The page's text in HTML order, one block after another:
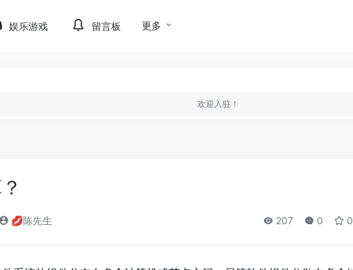
娱乐游戏 留言板 更多
欢迎入驻！
💋陈先生 207 0 0